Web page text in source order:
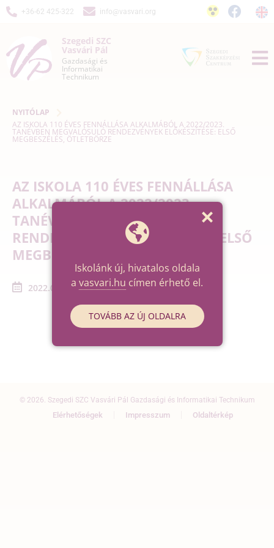
+36-62 425-322 info@vasvari.org
Szegedi SZC
Vasvári Pál
Gazdasági és
Informatikai
Technikum
NYITÓLAP
AZ ISKOLA 110 ÉVES FENNÁLLÁSA ALKALMÁBÓL A 2022/2023.
TANÉVBEN MEGVALÓSULÓ RENDEZVÉNYEK ELŐKÉSZÍTÉSE: ELSŐ
MEGBESZÉLÉS, ÖTLETBÖRZE
AZ ISKOLA 110 ÉVES FENNÁLLÁSA
ALKALMÁBÓL A 2022/2023.
TANÉVBEN MEGVALÓSULÓ
RENDEZVÉNYEK ELŐKÉSZÍTÉSE: ELSŐ
MEGBESZÉLÉS, ÖTLETBÖRZE
2022.03.01. - 2022.03.01.
© 2026. Szegedi SZC Vasvári Pál Gazdasági és Informatikai Technikum
Elérhetőségek Impresszum Oldaltérkép
Iskolánk új, hivatalos oldala
a vasvari.hu címen érhető el.
TOVÁBB AZ ÚJ OLDALRA